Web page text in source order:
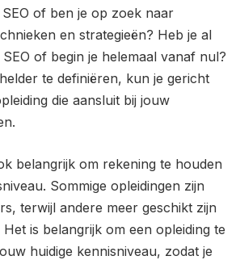
of ben je op zoek naar
en strategieën? Heb je al
of begin je helemaal vanaf nul?
te definiëren, kun je gericht
die aansluit bij jouw
belangrijk om rekening te houden
Sommige opleidingen zijn
terwijl andere meer geschikt zijn
is belangrijk om een opleiding te
huidige kennisniveau, zodat je